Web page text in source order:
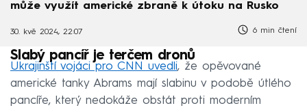
může využít americké zbraně k útoku na Rusko
30. kvě 2024, 22:07 6 min čtení
Slabý pancíř je terčem dronů
Ukrajinští vojáci pro CNN uvedli, že opěvované
americké tanky Abrams mají slabinu v podobě útlého
pancíře, který nedokáže obstát proti moderním